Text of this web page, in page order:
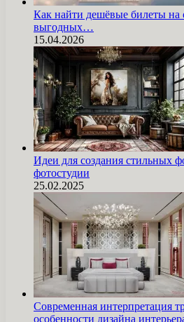
Как найти дешёвые билеты на
выгодных…
15.04.2026
Идеи для создания стильных
фотостудии
25.02.2025
Современная интерпретация
особенности дизайна